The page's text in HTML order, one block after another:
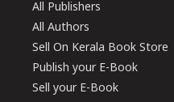
All Publishers
All Authors
Sell On Kerala Book Store
Publish your E-Book
Sell your E-Book